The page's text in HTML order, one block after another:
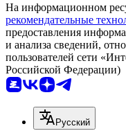
На информационном
рекомендательные
предоставления
и анализа сведений,
пользователей сети
Российской Федерации)
Русский